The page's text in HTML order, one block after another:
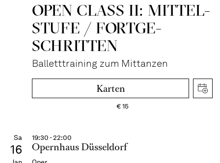
OPEN CLASS II: MITTEL­
STUFE / FORT­GE­
SCHRITTEN
Balletttraining zum Mittanzen
Karten
€15
Sa
16
19:30 - 22:00
Opernhaus Düsseldorf